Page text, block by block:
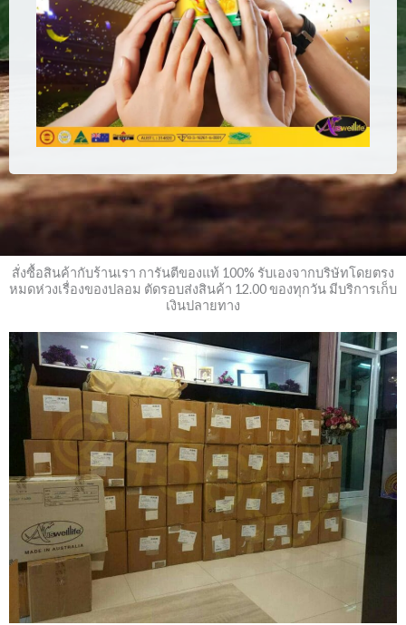
สั่งซื้อสินค้ากับร้านเรา การันตีของแท้ 100% รับเองจากบริษัทโดยตรง
หมดห่วงเรื่องของปลอม ตัดรอบส่งสินค้า 12.00 ของทุกวัน มีบริการเก็บ
เงินปลายทาง